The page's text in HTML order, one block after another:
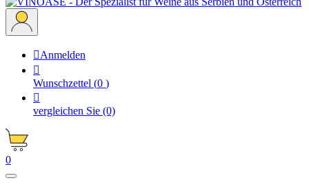
Anmelden

Wunschzettel (0 )

vergleichen Sie (0)
0